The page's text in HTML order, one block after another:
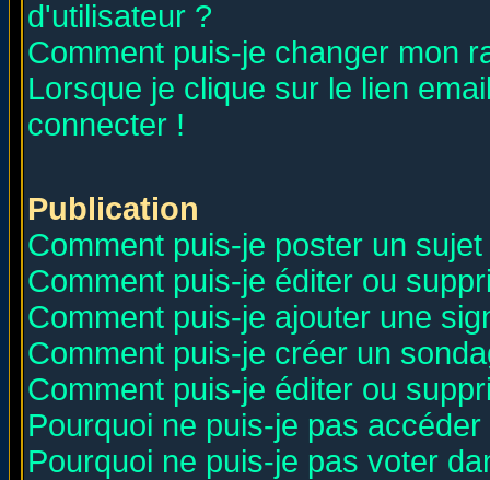
d'utilisateur ?
Comment puis-je changer mon
Lorsque je clique sur le lien
connecter !
Publication
Comment puis-je poster un
Comment puis-je éditer ou
Comment puis-je ajouter une
Comment puis-je créer un
Comment puis-je éditer ou
Pourquoi ne puis-je pas
Pourquoi ne puis-je pas voter